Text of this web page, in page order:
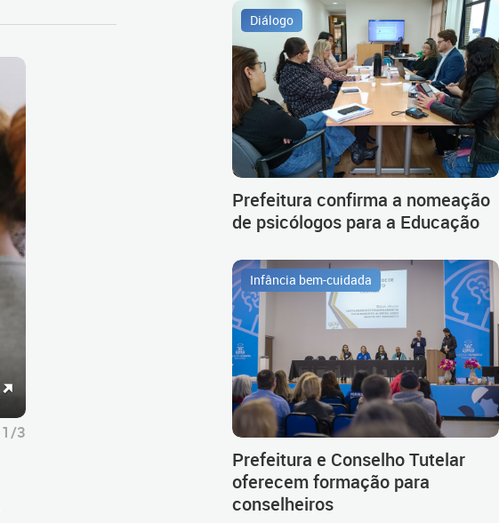
1/3
Diálogo
Prefeitura confirma a nomeação
de psicólogos para a Educação
Infância bem-cuidada
Prefeitura e Conselho Tutelar
oferecem formação para
conselheiros